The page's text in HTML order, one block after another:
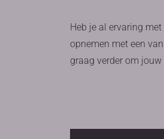
Heb je al ervaring
opnemen met een
graag verder om